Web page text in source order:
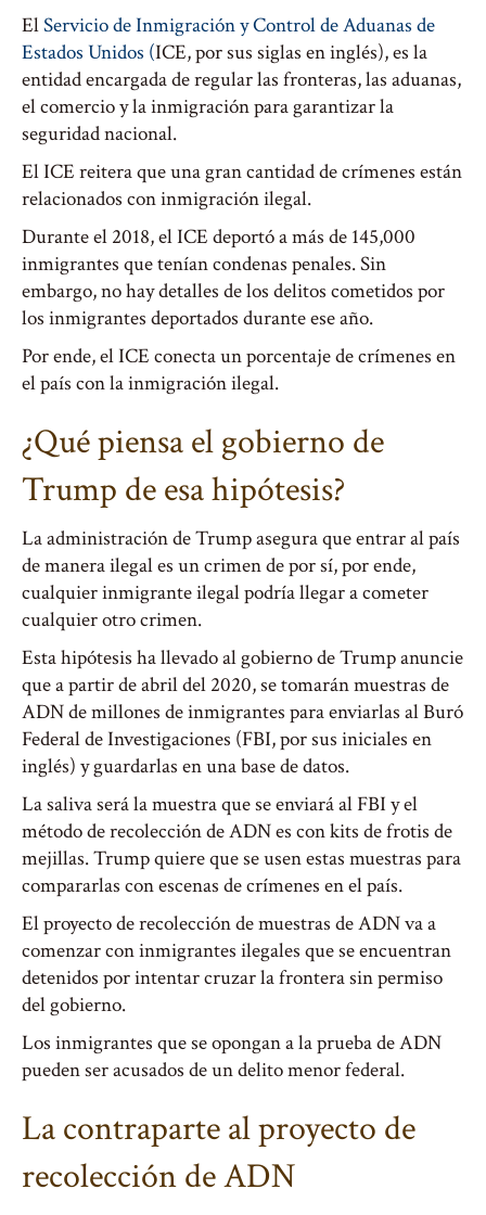
ElServicio de Inmigración y Control de Aduanas de
Estados Unidos (ICE, por sus siglas en inglés), es la
entidad encargada de regular las fronteras, las aduanas,
el comercio y la inmigración para garantizar la
seguridad nacional.
El ICE reitera que una gran cantidad de crímenes están
relacionados con inmigración ilegal.
Durante el 2018, el ICE deportó a más de 145,000
inmigrantes que tenían condenas penales. Sin
embargo, no hay detalles de los delitos cometidos por
los inmigrantes deportados durante ese año.
Por ende, el ICE conecta un porcentaje de crímenes en
el país con la inmigración ilegal.
¿Qué piensa el gobierno de
Trump de esa hipótesis?
La administración de Trump asegura que entrar al país
de manera ilegal es un crimen de por sí, por ende,
cualquier inmigrante ilegal podría llegar a cometer
cualquier otro crimen.
Esta hipótesis ha llevado al gobierno de Trump anuncie
que a partir de abril del 2020, se tomarán muestras de
ADN de millones de inmigrantes para enviarlas al Buró
Federal de Investigaciones (FBI, por sus iniciales en
inglés) y guardarlas en una base de datos.
La saliva será la muestra que se enviará al FBI y el
método de recolección de ADN es con kits de frotis de
mejillas. Trump quiere que se usen estas muestras para
compararlas con escenas de crímenes en el país.
El proyecto de recolección de muestras de ADN va a
comenzar con inmigrantes ilegales que se encuentran
detenidos por intentar cruzar la frontera sin permiso
del gobierno.
Los inmigrantes que se opongan a la prueba de ADN
pueden ser acusados de un delito menor federal.
La contraparte al proyecto de
recolección de ADN